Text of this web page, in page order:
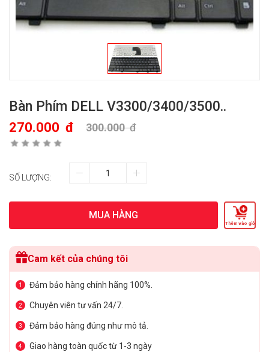
Bàn Phím DELL V3300/3400/3500..
270.000 đ 300.000đ
SỐ LƯỢNG:
MUA HÀNG
Thêm vào giỏ
Cam kết của chúng tôi
1 Đảm bảo hàng chính hãng 100%.
2 Chuyên viên tư vấn 24/7.
3 Đảm bảo hàng đúng như mô tả.
4 Giao hàng toàn quốc từ 1-3 ngày